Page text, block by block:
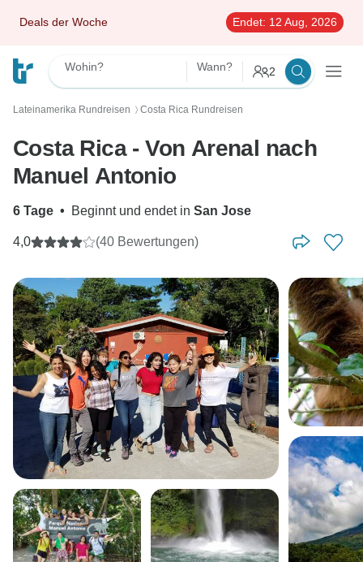
Deals der Woche Endet: 12 Aug, 2026
Wohin? Wann? 2
Lateinamerika Rundreisen 〉 Costa Rica Rundreisen
Costa Rica - Von Arenal nach
Manuel Antonio
6 Tage • Beginnt und endet in San Jose
4,0 (40 Bewertungen)